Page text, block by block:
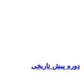
دوره پیش تاریخی